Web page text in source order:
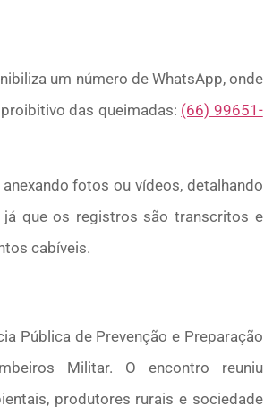
um número de WhatsApp, onde
das queimadas: (66) 99651-
fotos ou vídeos, detalhando
que os registros são transcritos e
cabíveis.
Pública de Prevenção e Preparação
Militar. O encontro reuniu
produtores rurais e sociedade